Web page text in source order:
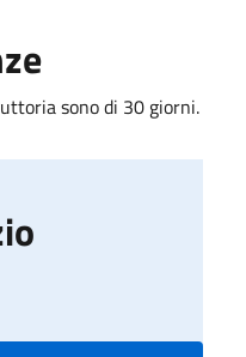
sono di 30 giorni.